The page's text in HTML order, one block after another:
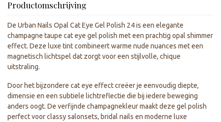
Productomschrijving
De Urban Nails Opal Cat Eye Gel Polish 24 is een elegante
champagne taupe cat eye gel polish met een prachtig opal shimmer
effect. Deze luxe tint combineert warme nude nuances met een
magnetisch lichtspel dat zorgt voor een stijlvolle, chique
uitstraling.
Door het bijzondere cat eye effect creëer je eenvoudig diepte,
dimensie en een subtiele lichtreflectie die bij iedere beweging
anders oogt. De verfijnde champagnekleur maakt deze gel polish
perfect voor classy salonsets, bridal nails en moderne luxe